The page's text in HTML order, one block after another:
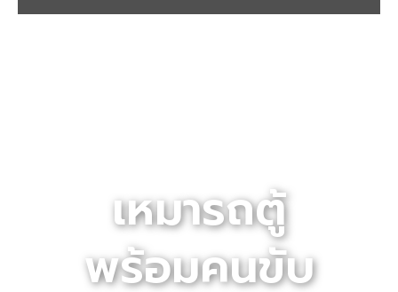
เหมารถตู้
พร้อมคนขับ